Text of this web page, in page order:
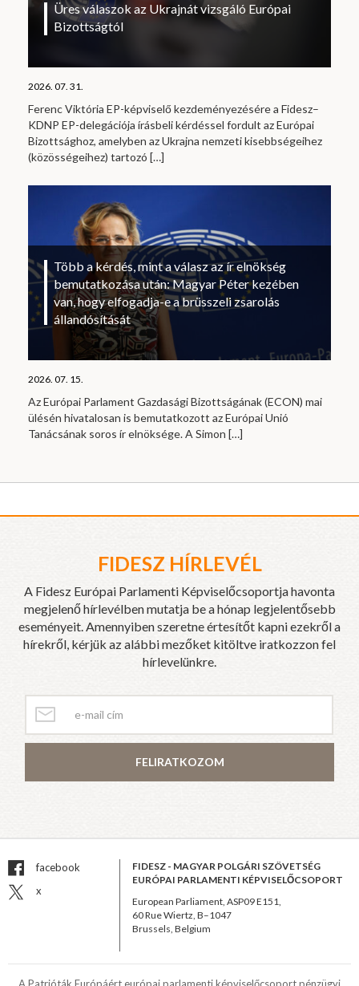
Üres válaszok az Ukrajnát vizsgáló Európai
Bizottságtól
2026. 07. 31.
Ferenc Viktória EP-képviselő kezdeményezésére a Fidesz–
KDNP EP-delegációja írásbeli kérdéssel fordult az Európai
Bizottsághoz, amelyben az Ukrajna nemzeti kisebbségeihez
(közösségeihez) tartozó […]
Több a kérdés, mint a válasz az ír elnökség
bemutatkozása után: Magyar Péter kezében
van, hogy elfogadja-e a brüsszeli zsarolás
állandósítását
2026. 07. 15.
Az Európai Parlament Gazdasági Bizottságának (ECON) mai
ülésén hivatalosan is bemutatkozott az Európai Unió
Tanácsának soros ír elnöksége. A Simon […]
FIDESZ HÍRLEVÉL
A Fidesz Európai Parlamenti Képviselőcsoportja havonta
megjelenő hírlevélben mutatja be a hónap legjelentősebb
eseményeit. Amennyiben szeretne értesítőt kapni ezekről a
hírekről, kérjük az alábbi mezőket kitöltve iratkozzon fel
hírlevelünkre.
FELIRATKOZOM
facebook
x
FIDESZ - MAGYAR POLGÁRI SZÖVETSÉG
EURÓPAI PARLAMENTI KÉPVISELŐCSOPORT
European Parliament, ASP09 E151,
60 Rue Wiertz, B–1047
Brussels, Belgium
A Patrióták Európáért európai parlamenti képviselőcsoport pénzügyi